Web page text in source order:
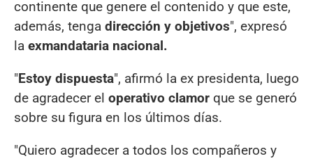
continente que genere el contenido y que este,
además, tenga dirección y objetivos", expresó
la exmandataria nacional.
"Estoy dispuesta", afirmó la ex presidenta, luego
de agradecer el operativo clamor que se generó
sobre su figura en los últimos días.
"Quiero agradecer a todos los compañeros y